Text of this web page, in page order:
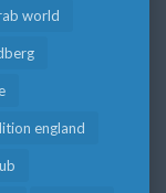
world
england